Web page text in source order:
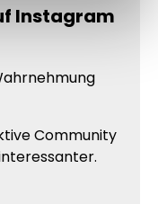
Instagram
Community